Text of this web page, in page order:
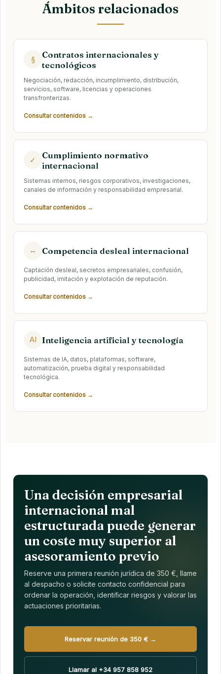
Ámbitos relacionados
§
Contratos internacionales y
tecnológicos
Negociación, redacción, incumplimiento, distribución,
servicios, software, licencias y operaciones
transfronterizas.
Consultar contenidos →
✓
Cumplimiento normativo
internacional
Sistemas internos, riesgos corporativos, investigaciones,
canales de información y responsabilidad empresarial.
Consultar contenidos →
↔ Competencia desleal internacional
Captación desleal, secretos empresariales, confusión,
publicidad, imitación y explotación de reputación.
Consultar contenidos →
AI Inteligencia artificial y tecnología
Sistemas de IA, datos, plataformas, software,
automatización, prueba digital y responsabilidad
tecnológica.
Consultar contenidos →
Una decisión empresarial
internacional mal
estructurada puede generar
un coste muy superior al
asesoramiento previo
Reserve una primera reunión jurídica de 350 €, llame
al despacho o solicite contacto confidencial para
ordenar la operación, identificar riesgos y valorar las
actuaciones prioritarias.
Reservar reunión de 350 € →
Llamar al +34 957 858 952